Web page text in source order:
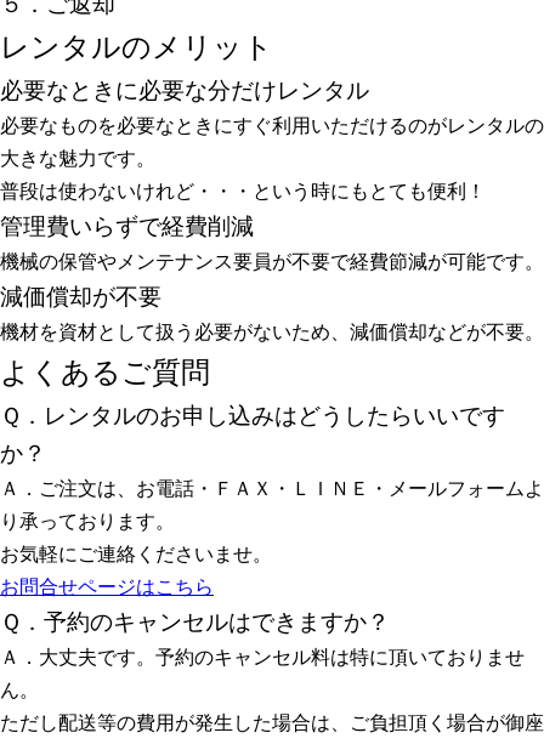
レンタルのメリット
必要なときに必要な分だけレンタル
必要なものを必要なときにすぐ利用いただけるのがレンタルの
大きな魅力です。
普段は使わないけれど・・・という時にもとても便利！
管理費いらずで経費削減
機械の保管やメンテナンス要員が不要で経費節減が可能です。
減価償却が不要
機材を資材として扱う必要がないため、減価償却などが不要。
よくあるご質問
Ｑ．レンタルのお申し込みはどうしたらいいです
か？
Ａ．ご注文は、お電話・ＦＡＸ・ＬＩＮＥ・メールフォームよ
り承っております。
お気軽にご連絡くださいませ。
お問合せページはこちら
Ｑ．予約のキャンセルはできますか？
Ａ．大丈夫です。予約のキャンセル料は特に頂いておりませ
ん。
ただし配送等の費用が発生した場合は、ご負担頂く場合が御座